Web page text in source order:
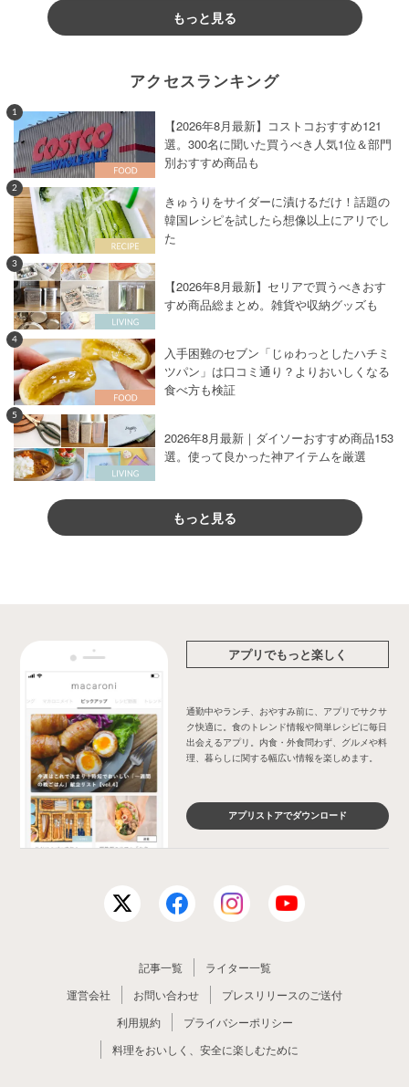
もっと見る
アクセスランキング
1
【2026年8月最新】コストコおすすめ121
選。300名に聞いた買うべき人気1位＆部門
別おすすめ商品も
2
きゅうりをサイダーに漬けるだけ！話題の
韓国レシピを試したら想像以上にアリでし
た
3
【2026年8月最新】セリアで買うべきおす
すめ商品総まとめ。雑貨や収納グッズも
4
入手困難のセブン「じゅわっとしたハチミ
ツパン」は口コミ通り？よりおいしくなる
食べ方も検証
5
2026年8月最新｜ダイソーおすすめ商品153
選。使って良かった神アイテムを厳選
もっと見る
アプリでもっと楽しく
通勤中やランチ、おやすみ前に、アプリでサクサ
ク快適に。食のトレンド情報や簡単レシピに毎日
出会えるアプリ。内食・外食問わず、グルメや料
理、暮らしに関する幅広い情報を楽しめます。
アプリストアでダウンロード
記事一覧
ライター一覧
運営会社
お問い合わせ
プレスリリースのご送付
利用規約
プライバシーポリシー
料理をおいしく、安全に楽しむために